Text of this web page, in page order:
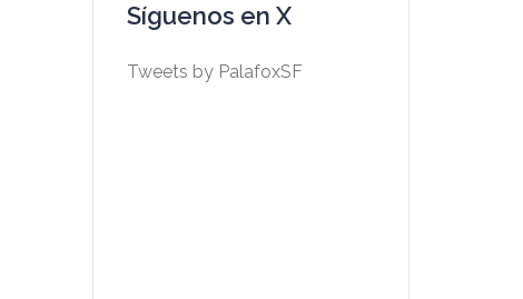
Síguenos en X
Tweets by PalafoxSF